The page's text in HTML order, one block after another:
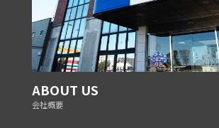
ABOUT US
会社概要